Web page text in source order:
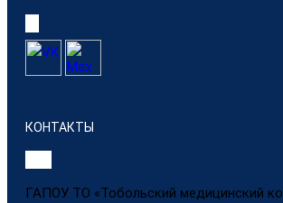
КОНТАКТЫ
ГАПОУ ТО «Тобольский медицинский